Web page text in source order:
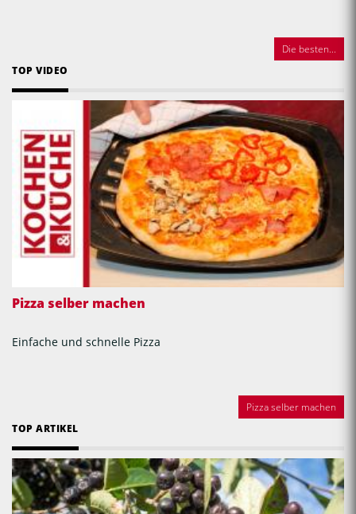
Die besten...
TOP VIDEO
Pizza selber machen
Einfache und schnelle Pizza
Pizza selber machen
TOP ARTIKEL